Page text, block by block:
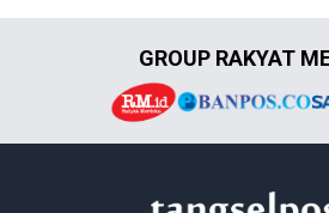
GROUP RAKYAT